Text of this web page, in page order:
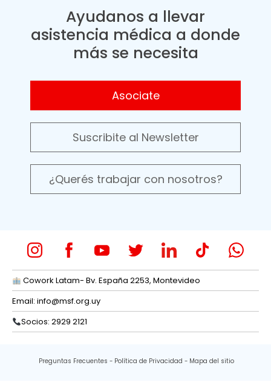
Ayudanos a llevar
asistencia médica a donde
más se necesita
Asociate
Suscribite al Newsletter
¿Querés trabajar con nosotros?
Cowork Latam- Bv. España 2253, Montevideo
Email: info@msf.org.uy
Socios: 2929 2121
Preguntas Frecuentes Política de Privacidad Mapa del sitio